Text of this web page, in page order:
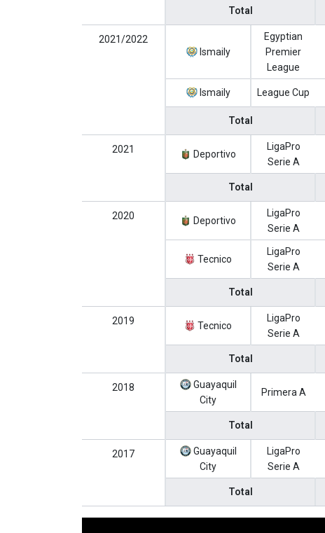
Total
2021/2022
Ismaily
Egyptian
Premier
League
Ismaily League Cup
Total
2021 Deportivo
LigaPro
Serie A
Total
2020 Deportivo
LigaPro
Serie A
Tecnico
LigaPro
Serie A
Total
2019 Tecnico
LigaPro
Serie A
Total
2018
Guayaquil
City
Primera A
Total
2017
Guayaquil
City
LigaPro
Serie A
Total